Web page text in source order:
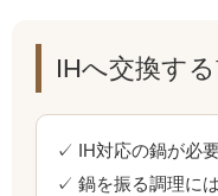
IHへ交換す
✓ IH対応の鍋が必
✓ 鍋を振る調理に